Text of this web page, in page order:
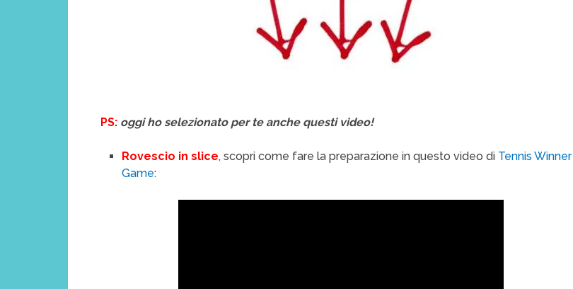
PS: oggi ho selezionato per te anche questi video!
Rovescio in slice, scopri come fare la preparazione in questo video di Tennis Winner
Game: